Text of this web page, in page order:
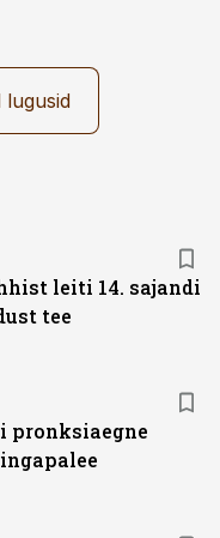
lugusid
leiti 14. sajandi
tee
pronksiaegne